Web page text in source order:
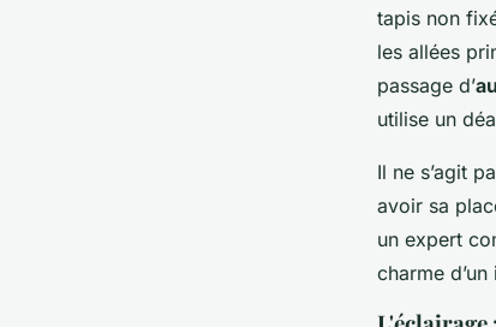
tapis non
les allées
passage d’
utilise un
Il ne s’agit
avoir sa
un expert
charme